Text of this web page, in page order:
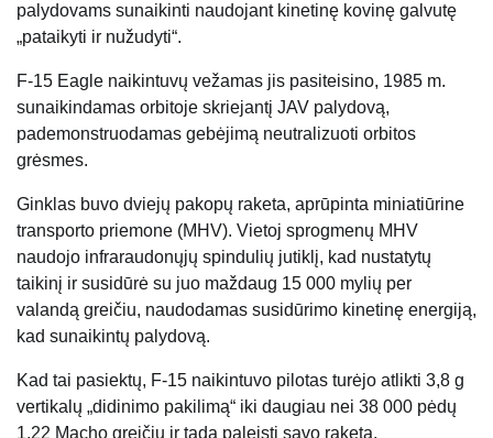
palydovams sunaikinti naudojant kinetinę kovinę galvutę
„pataikyti ir nužudyti“.
F-15 Eagle naikintuvų vežamas jis pasiteisino, 1985 m.
sunaikindamas orbitoje skriejantį JAV palydovą,
pademonstruodamas gebėjimą neutralizuoti orbitos
grėsmes.
Ginklas buvo dviejų pakopų raketa, aprūpinta miniatiūrine
transporto priemone (MHV). Vietoj sprogmenų MHV
naudojo infraraudonųjų spindulių jutiklį, kad nustatytų
taikinį ir susidūrė su juo maždaug 15 000 mylių per
valandą greičiu, naudodamas susidūrimo kinetinę energiją,
kad sunaikintų palydovą.
Kad tai pasiektų, F-15 naikintuvo pilotas turėjo atlikti 3,8 g
vertikalų „didinimo pakilimą“ iki daugiau nei 38 000 pėdų
1,22 Macho greičiu ir tada paleisti savo raketą.